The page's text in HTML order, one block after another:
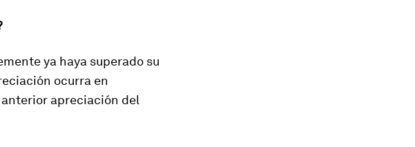
ya haya superado su
ocurra en
apreciación del